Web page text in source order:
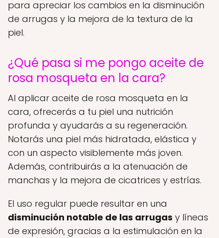
para apreciar los cambios en la disminución
de arrugas y la mejora de la textura de la
piel.
¿Qué pasa si me pongo aceite de
rosa mosqueta en la cara?
Al aplicar aceite de rosa mosqueta en la
cara, ofrecerás a tu piel una nutrición
profunda y ayudarás a su regeneración.
Notarás una piel más hidratada, elástica y
con un aspecto visiblemente más joven.
Además, contribuirás a la atenuación de
manchas y la mejora de cicatrices y estrías.
El uso regular puede resultar en una
disminución notable de las arrugas y líneas
de expresión, gracias a la estimulación en la